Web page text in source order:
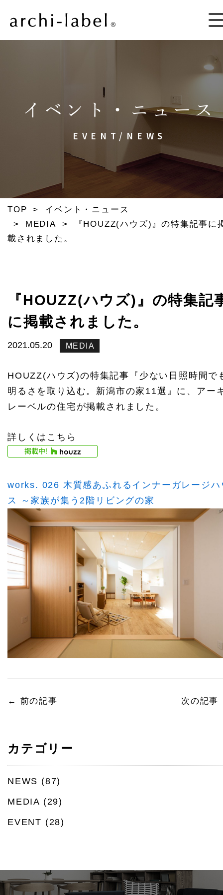
イベント・ニュース
EVENT/NEWS
TOP >
イベント・ニュース
>
MEDIA >
『HOUZZ(ハウズ)』の特集記事に
載されました。
『HOUZZ(ハウズ)』の特集記
に掲載されました。
2021.05.20 MEDIA
HOUZZ(ハウズ)の特集記事『少ない日照時間で
明るさを取り込む。新潟市の家11選』に、アー
レーベルの住宅が掲載されました。
詳しくはこちら
works. 026 木質感あふれるインナーガレージハ
ス ～家族が集う2階リビングの家
← 前の記事 次の記事
カテゴリー
NEWS (87)
MEDIA (29)
EVENT (28)